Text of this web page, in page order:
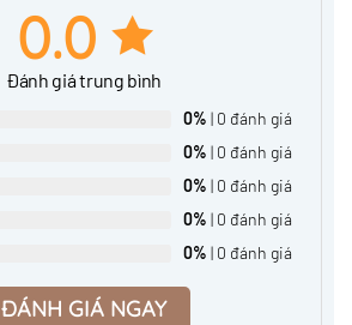
0.0
Đánh giá trung bình
0% | 0 đánh giá
0% | 0 đánh giá
0% | 0 đánh giá
0% | 0 đánh giá
0% | 0 đánh giá
ĐÁNH GIÁ NGAY